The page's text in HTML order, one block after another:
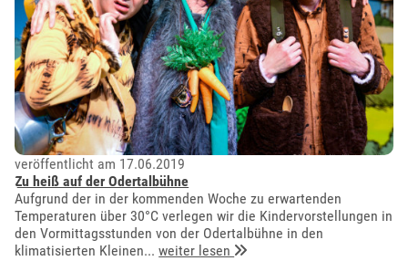
veröffentlicht am 17.06.2019
Zu heiß auf der Odertalbühne
Aufgrund der in der kommenden Woche zu erwartenden
Temperaturen über 30°C verlegen wir die Kindervorstellungen in
den Vormittagsstunden von der Odertalbühne in den
klimatisierten Kleinen...weiter lesen